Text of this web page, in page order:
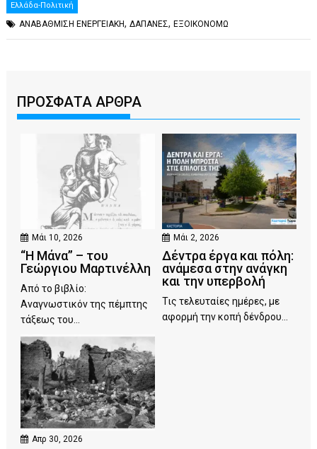
Ελλάδα-Πολιτική
ΑΝΑΒΑΘΜΙΣΗ ΕΝΕΡΓΕΙΑΚΗ,ΔΑΠΑΝΕΣ,ΕΞΟΙΚΟΝΟΜΩ
ΠΡΟΣΦΑΤΑ ΑΡΘΡΑ
Μάι 10, 2026
“Η Μάνα” – του
Γεώργιου Μαρτινέλλη
Από το βιβλίο:
Αναγνωστικόν της πέμπτης
τάξεως του...
Μάι 2, 2026
Δέντρα έργα και πόλη:
ανάμεσα στην ανάγκη
και την υπερβολή
Τις τελευταίες ημέρες, με
αφορμή την κοπή δένδρου...
Απρ 30, 2026